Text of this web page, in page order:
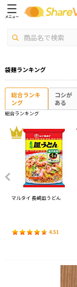
袋麺ランキング
総合ランキ
ング
コシが
ある
総合ランキング
1
マルタイ 長崎皿うどん
4.51